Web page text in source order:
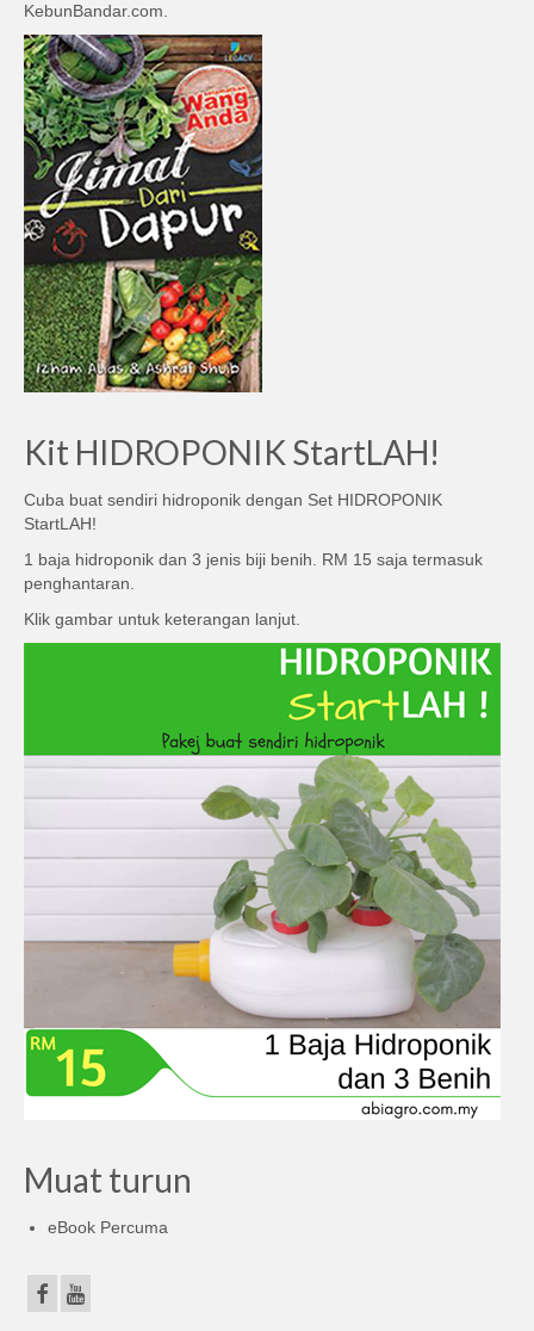
KebunBandar.com.
Kit HIDROPONIK StartLAH!
Cuba buat sendiri hidroponik dengan Set HIDROPONIK
StartLAH!
1 baja hidroponik dan 3 jenis biji benih. RM 15 saja termasuk
penghantaran.
Klik gambar untuk keterangan lanjut.
Muat turun
eBook Percuma